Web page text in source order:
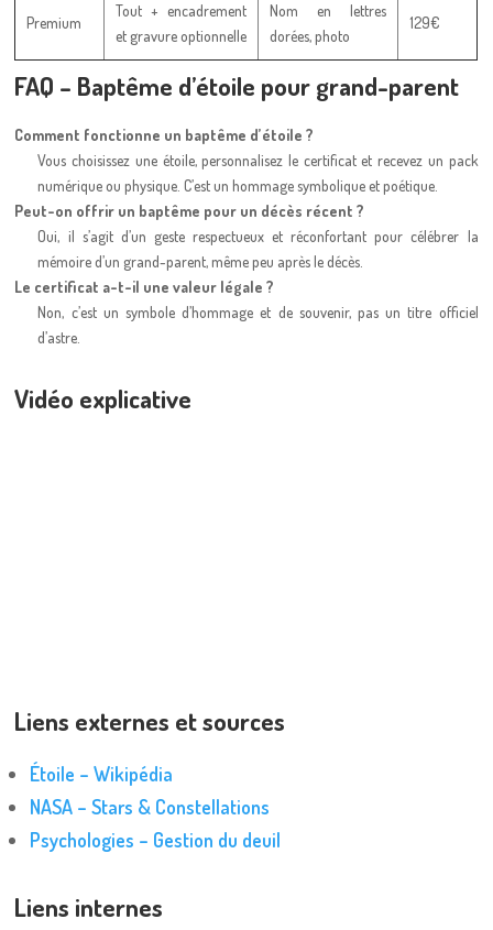
Premium
Tout + encadrement
et gravure optionnelle
Nom en lettres
dorées, photo
129€
FAQ – Baptême d’étoile pour grand-parent
Comment fonctionne un baptême d’étoile ?
Vous choisissez une étoile, personnalisez le certificat et recevez un pack
numérique ou physique. C’est un hommage symbolique et poétique.
Peut-on offrir un baptême pour un décès récent ?
Oui, il s’agit d’un geste respectueux et réconfortant pour célébrer la
mémoire d’un grand-parent, même peu après le décès.
Le certificat a-t-il une valeur légale ?
Non, c’est un symbole d’hommage et de souvenir, pas un titre officiel
d’astre.
Vidéo explicative
Liens externes et sources
Étoile – Wikipédia
NASA – Stars & Constellations
Psychologies – Gestion du deuil
Liens internes